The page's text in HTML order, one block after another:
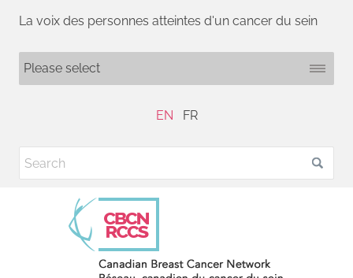
La voix des personnes atteintes d'un cancer du sein
EN FR